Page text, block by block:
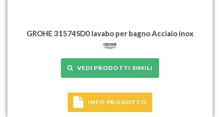
GROHE 31574SD0 lavabo per bagno Acciaio inox
VEDI PRODOTTI SIMILI
INFO PRODOTTO